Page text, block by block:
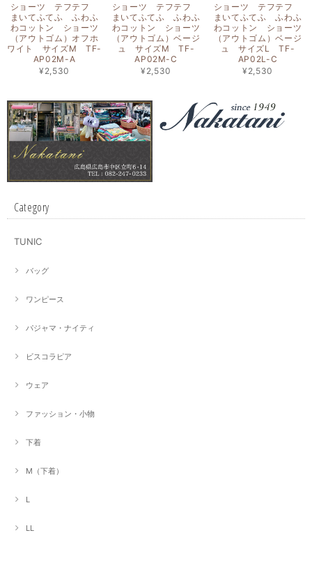
ショーツ テフテフ
まいてふてふ ふわふ
わコットン ショーツ
（アウトゴム）オフホ
ワイト サイズM TF-
AP02M-A
¥2,530
ショーツ テフテフ
まいてふてふ ふわふ
わコットン ショーツ
（アウトゴム）ベージ
ュ サイズM TF-
AP02M-C
¥2,530
ショーツ テフテフ
まいてふてふ ふわふ
わコットン ショーツ
（アウトゴム）ベージ
ュ サイズL TF-
AP02L-C
¥2,530
Category
TUNIC
バッグ
ワンピース
パジャマ・ナイティ
ビスコラピア
ウェア
ファッション・小物
下着
M（下着）
L
LL